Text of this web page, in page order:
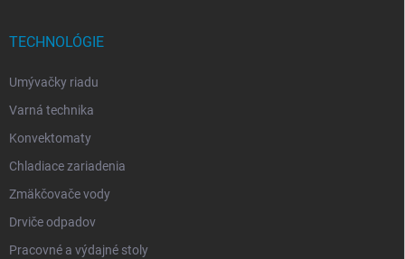
TECHNOLÓGIE
Umývačky riadu
Varná technika
Konvektomaty
Chladiace zariadenia
Zmäkčovače vody
Drviče odpadov
Pracovné a výdajné stoly